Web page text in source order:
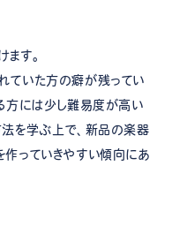
す。
ていた方の癖が残ってい
方には少し難易度が高い
法を学ぶ上で、新品の楽器
作っていきやすい傾向にあ